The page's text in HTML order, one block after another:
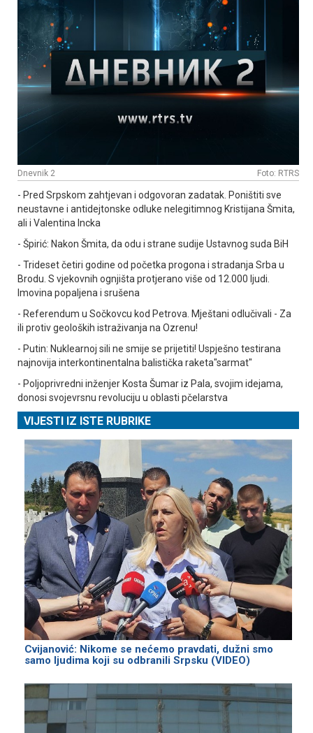
Dnevnik 2 Foto: RTRS
- Pred Srpskom zahtjevan i odgovoran zadatak. Poništiti sve
neustavne i antidejtonske odluke nelegitimnog Kristijana Šmita,
ali i Valentina Incka
- Špirić: Nakon Šmita, da odu i strane sudije Ustavnog suda BiH
- Trideset četiri godine od početka progona i stradanja Srba u
Brodu. S vjekovnih ognjišta protjerano više od 12.000 ljudi.
Imovina popaljena i srušena
- Referendum u Sočkovcu kod Petrova. Mještani odlučivali - Za
ili protiv geoloških istraživanja na Ozrenu!
- Putin: Nuklearnoj sili ne smije se prijetiti! Uspješno testirana
najnovija interkontinentalna balistička raketa"sarmat"
- Poljoprivredni inženjer Kosta Šumar iz Pala, svojim idejama,
donosi svojevrsnu revoluciju u oblasti pčelarstva
VIJESTI IZ ISTE RUBRIKE
Cvijanović: Nikome se nećemo pravdati, dužni smo
samo ljudima koji su odbranili Srpsku (VIDEO)